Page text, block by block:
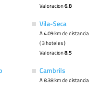
Valoracion6.8
Vila-Seca
A 4.09 km de distancia
( 3 hoteles )
Valoracion8.5
Cambrils
A 8.38 km de distancia